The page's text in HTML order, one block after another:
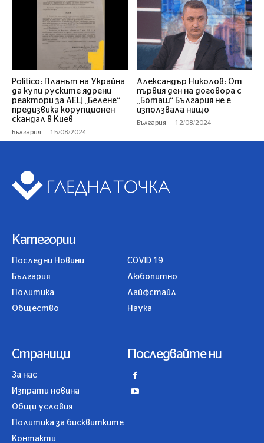
Politico: Планът на Украйна
да купи руските ядрени
реактори за АЕЦ „Белене“
предизвика корупционен
скандал в Киев
България 15/08/2024
Александър Николов: От
първия ден на договора с
„Боташ“ България не е
използвала нищо
България 12/08/2024
Категории
Последни Новини
България
Политика
Общество
COVID 19
Любопитно
Лайфстайл
Наука
Страници
За нас
Изпрати новина
Общи условия
Политика за бисквитките
Контакти
Последвайте ни